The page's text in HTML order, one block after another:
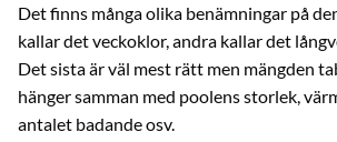
Det finns många olika benämningar på
kallar det veckoklor, andra kallar det
Det sista är väl mest rätt men mängden
hänger samman med poolens storlek,
antalet badande osv.